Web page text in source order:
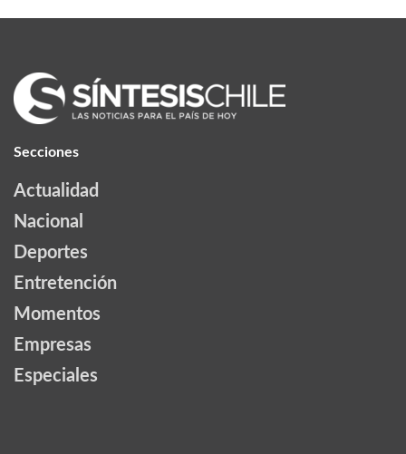
Secciones
Actualidad
Nacional
Deportes
Entretención
Momentos
Empresas
Especiales